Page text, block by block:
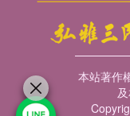
本站著作